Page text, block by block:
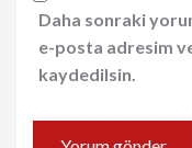
Daha sonraki
e-posta adresim
kaydedilsin.